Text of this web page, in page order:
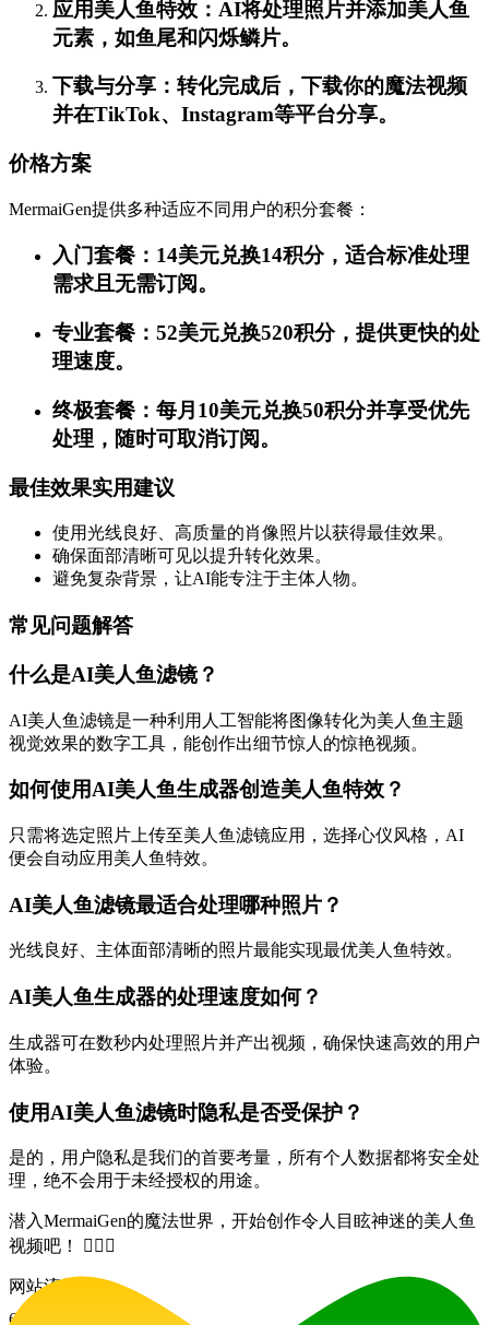
应用美人鱼特效：AI将处理照片并添加美人鱼
元素，如鱼尾和闪烁鳞片。
下载与分享：转化完成后，下载你的魔法视频
并在TikTok、Instagram等平台分享。
价格方案
MermaiGen提供多种适应不同用户的积分套餐：
入门套餐：14美元兑换14积分，适合标准处理
需求且无需订阅。
专业套餐：52美元兑换520积分，提供更快的处
理速度。
终极套餐：每月10美元兑换50积分并享受优先
处理，随时可取消订阅。
最佳效果实用建议
使用光线良好、高质量的肖像照片以获得最佳效果。
确保面部清晰可见以提升转化效果。
避免复杂背景，让AI能专注于主体人物。
常见问题解答
什么是AI美人鱼滤镜？
AI美人鱼滤镜是一种利用人工智能将图像转化为美人鱼主题
视觉效果的数字工具，能创作出细节惊人的惊艳视频。
如何使用AI美人鱼生成器创造美人鱼特效？
只需将选定照片上传至美人鱼滤镜应用，选择心仪风格，AI
便会自动应用美人鱼特效。
AI美人鱼滤镜最适合处理哪种照片？
光线良好、主体面部清晰的照片最能实现最优美人鱼特效。
AI美人鱼生成器的处理速度如何？
生成器可在数秒内处理照片并产出视频，确保快速高效的用户
体验。
使用AI美人鱼滤镜时隐私是否受保护？
是的，用户隐私是我们的首要考量，所有个人数据都将安全处
理，绝不会用于未经授权的用途。
潜入MermaiGen的魔法世界，开始创作令人目眩神迷的美人鱼
视频吧！ 🧜‍♀️✨
网站流量
67